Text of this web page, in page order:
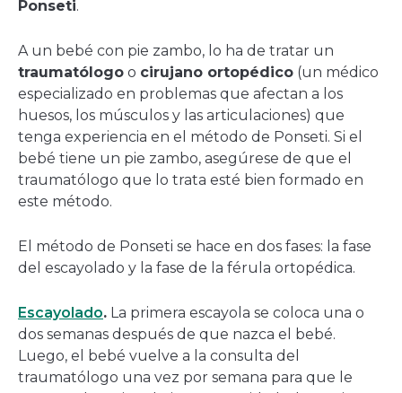
Ponseti.
A un bebé con pie zambo, lo ha de tratar un
traumatólogo o cirujano ortopédico (un médico
especializado en problemas que afectan a los
huesos, los músculos y las articulaciones) que
tenga experiencia en el método de Ponseti. Si el
bebé tiene un pie zambo, asegúrese de que el
traumatólogo que lo trata esté bien formado en
este método.
El método de Ponseti se hace en dos fases: la fase
del escayolado y la fase de la férula ortopédica.
Escayolado. La primera escayola se coloca una o
dos semanas después de que nazca el bebé.
Luego, el bebé vuelve a la consulta del
traumatólogo una vez por semana para que le